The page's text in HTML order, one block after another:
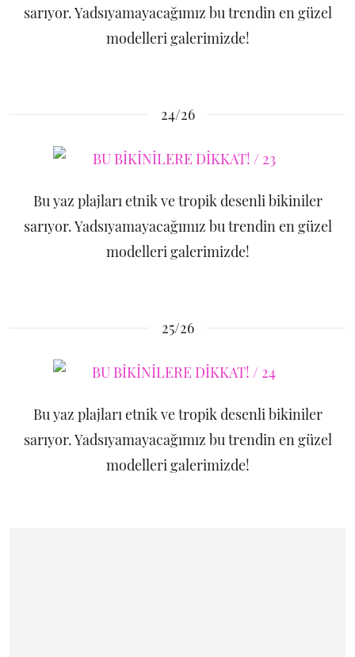
sarıyor. Yadsıyamayacağımız bu trendin en güzel
modelleri galerimizde!
24/26
Bu yaz plajları etnik ve tropik desenli bikiniler
sarıyor. Yadsıyamayacağımız bu trendin en güzel
modelleri galerimizde!
25/26
Bu yaz plajları etnik ve tropik desenli bikiniler
sarıyor. Yadsıyamayacağımız bu trendin en güzel
modelleri galerimizde!